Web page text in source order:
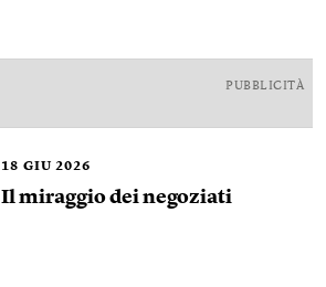
PUBBLICITÀ
18 GIU 2026
Il miraggio dei negoziati